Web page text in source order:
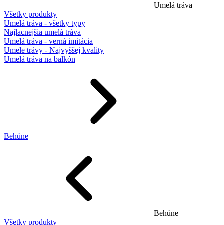
Umelá tráva
Všetky produkty
Umelá tráva - všetky typy
Najlacnejšia umelá tráva
Umelá tráva - verná imitácia
Umele trávy - Najvyššej kvality
Umelá tráva na balkón
Behúne
Behúne
Všetky produkty